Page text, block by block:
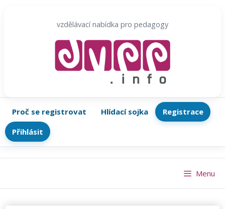
vzdělávací nabídka pro pedagogy
Proč se registrovat Hlídací sojka
Registrace
Přihlásit
Menu